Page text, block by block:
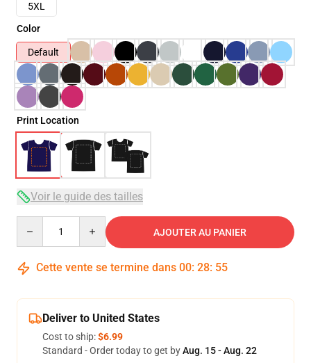
5XL
Color
Default
Print Location
Voir le guide des tailles
AJOUTER AU PANIER
Cette vente se termine dans 00: 28: 54
Deliver to United States
Cost to ship:$6.99
Standard - Order today to get byAug. 15 - Aug. 22